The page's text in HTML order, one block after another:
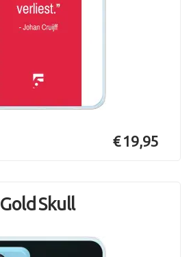
€ 19,95
Gold Skull